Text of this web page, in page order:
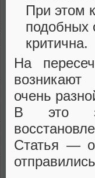
При этом
подобных
критична.
На
возникают
очень
В это
Статья —